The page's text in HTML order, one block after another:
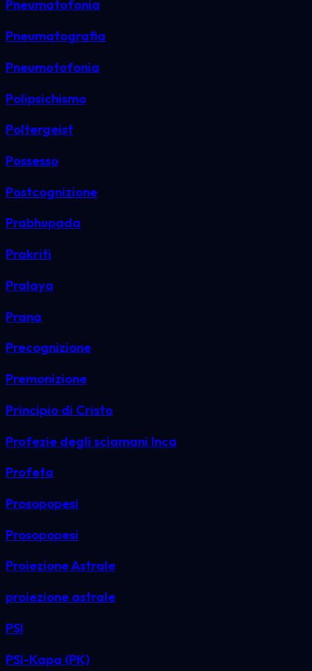
Pneumatofonia
Pneumatografia
Pneumotofonia
Polipsichismo
Poltergeist
Possesso
Postcognizione
Prabhupada
Prakriti
Pralaya
Prana
Precognizione
Premonizione
Principio di Cristo
Profezie degli sciamani Inca
Profeta
Prosopopesi
Prosopopesi
Proiezione Astrale
proiezione astrale
PSI
PSI-Kapa (PK)